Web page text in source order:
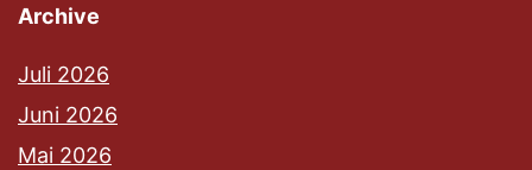
Archive
Juli 2026
Juni 2026
Mai 2026